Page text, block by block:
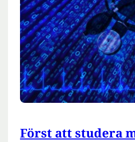
Först att studera